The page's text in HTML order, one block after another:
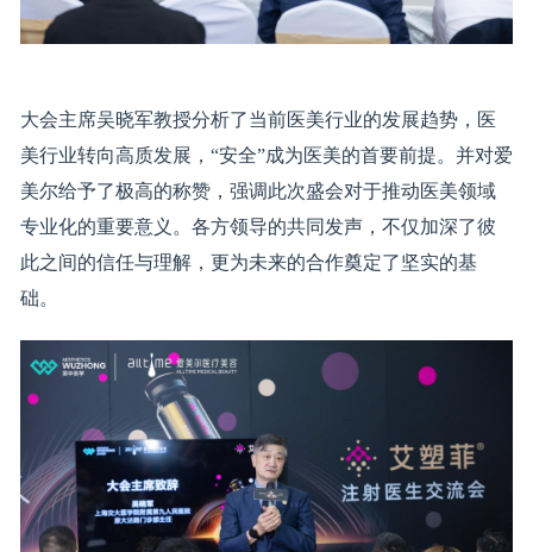
大会主席吴晓军教授分析了当前医美行业的发展趋势，医
美行业转向高质发展，“安全”成为医美的首要前提。并对爱
美尔给予了极高的称赞，强调此次盛会对于推动医美领域
专业化的重要意义。各方领导的共同发声，不仅加深了彼
此之间的信任与理解，更为未来的合作奠定了坚实的基
础。